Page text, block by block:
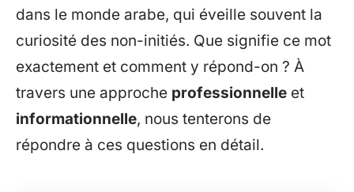
dans le monde arabe, qui éveille souvent la
curiosité des non-initiés. Que signifie ce mot
exactement et comment y répond-on ? À
travers une approche professionnelle et
informationnelle, nous tenterons de
répondre à ces questions en détail.